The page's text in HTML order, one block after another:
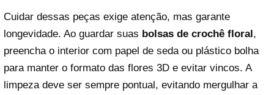
Cuidar dessas peças exige atenção, mas garante
longevidade. Ao guardar suas bolsas de crochê floral,
preencha o interior com papel de seda ou plástico bolha
para manter o formato das flores 3D e evitar vincos. A
limpeza deve ser sempre pontual, evitando mergulhar a